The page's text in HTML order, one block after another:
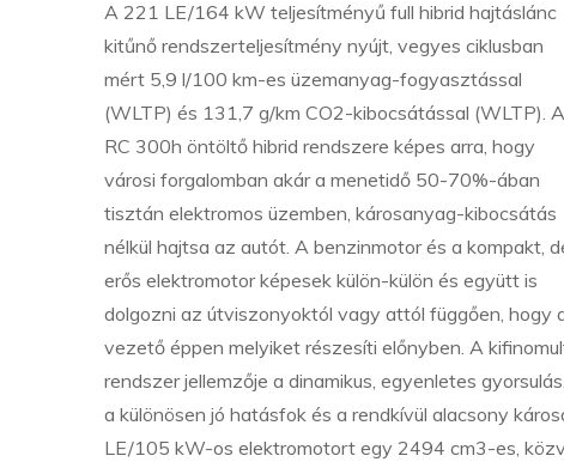
A 221 LE/164 kW teljesítményű full hibrid hajtáslánc
kitűnő rendszerteljesítmény nyújt, vegyes ciklusban
mért 5,9 l/100 km-es üzemanyag-fogyasztással
(WLTP) és 131,7 g/km CO2-kibocsátással (WLTP).
RC 300h öntöltő hibrid rendszere képes arra, hogy
városi forgalomban akár a menetidő 50-70%-ában
tisztán elektromos üzemben, károsanyag-kibocsátás
nélkül hajtsa az autót. A benzinmotor és a kompakt,
erős elektromotor képesek külön-külön és együtt is
dolgozni az útviszonyoktól vagy attól függően, hogy
vezető éppen melyiket részesíti előnyben. A
rendszer jellemzője a dinamikus, egyenletes gyorsulás,
a különösen jó hatásfok és a rendkívül alacsony
LE/105 kW-os elektromotort egy 2494 cm3-es,